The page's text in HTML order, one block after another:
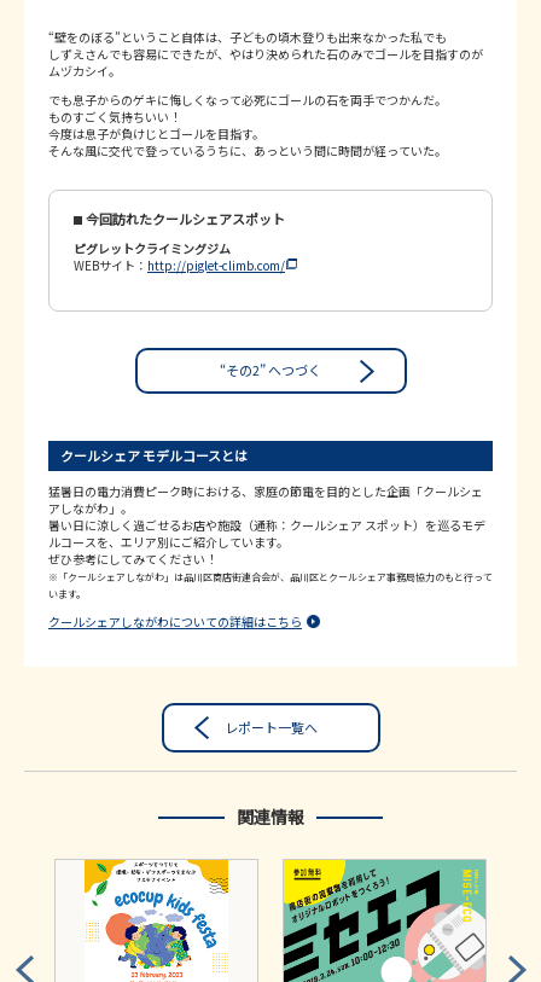
“壁をのぼる”ということ自体は、子どもの頃木登りも出来なかった私でも
しずえさんでも容易にできたが、やはり決められた石のみでゴールを目指すのが
ムヅカシイ。
でも息子からのゲキに悔しくなって必死にゴールの石を両手でつかんだ。
ものすごく気持ちいい！
今度は息子が負けじとゴールを目指す。
そんな風に交代で登っているうちに、あっという間に時間が経っていた。
今回訪れたクールシェアスポット
ピグレットクライミングジム
WEBサイト： http://piglet-climb.com/
“その2” へつづく
クールシェア モデルコースとは
猛暑日の電力消費ピーク時における、家庭の節電を目的とした企画「クールシェ
アしながわ」。
暑い日に涼しく過ごせるお店や施設（通称：クールシェア スポット）を巡るモデ
ルコースを、エリア別にご紹介しています。
ぜひ参考にしてみてください！
※「クールシェアしながわ」は品川区商店街連合会が、品川区とクールシェア事務局協力のもと行って
います。
クールシェアしながわについての詳細はこちら
レポート一覧へ
関連情報